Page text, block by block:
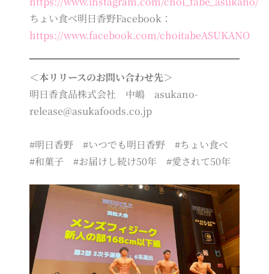
ちょい食べ明日香野Facebook：
https://www.facebook.com/choitabeASUKANO
＜本リリースのお問い合わせ先＞
明日香食品株式会社 中嶋 asukano-
release@asukafoods.co.jp
#明日香野 #いつでも明日香野 #ちょい食べ
#和菓子 #お届けし続け50年 #愛されて50年